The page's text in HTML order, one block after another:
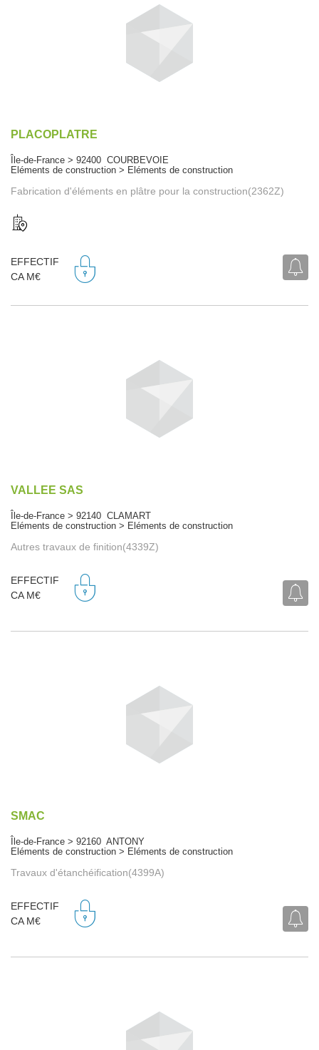
PLACOPLATRE
Île-de-France > 92400 COURBEVOIE
Eléments de construction > Eléments de construction
Fabrication d'éléments en plâtre pour la construction(2362Z)
EFFECTIF
CA M€
VALLEE SAS
Île-de-France > 92140 CLAMART
Eléments de construction > Eléments de construction
Autres travaux de finition(4339Z)
EFFECTIF
CA M€
SMAC
Île-de-France > 92160 ANTONY
Eléments de construction > Eléments de construction
Travaux d'étanchéification(4399A)
EFFECTIF
CA M€